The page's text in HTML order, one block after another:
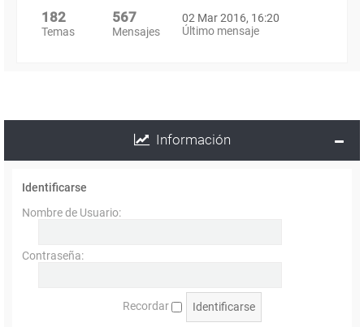
182
Temas
567
Mensajes
02 Mar 2016, 16:20
Último mensaje
Información
Identificarse
Nombre de Usuario:
Contraseña:
Recordar